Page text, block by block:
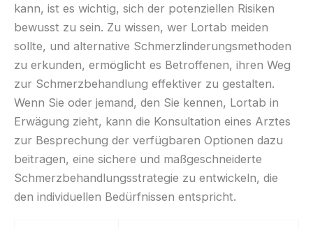
kann, ist es wichtig, sich der potenziellen Risiken
bewusst zu sein. Zu wissen, wer Lortab meiden
sollte, und alternative Schmerzlinderungsmethoden
zu erkunden, ermöglicht es Betroffenen, ihren Weg
zur Schmerzbehandlung effektiver zu gestalten.
Wenn Sie oder jemand, den Sie kennen, Lortab in
Erwägung zieht, kann die Konsultation eines Arztes
zur Besprechung der verfügbaren Optionen dazu
beitragen, eine sichere und maßgeschneiderte
Schmerzbehandlungsstrategie zu entwickeln, die
den individuellen Bedürfnissen entspricht.